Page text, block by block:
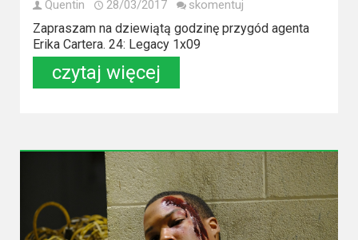
Quentin 28/03/2017 skomentuj
Zapraszam na dziewiątą godzinę przygód agenta
Erika Cartera. 24: Legacy 1x09
czytaj więcej